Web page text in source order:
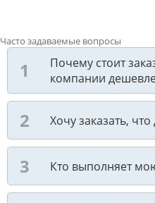
Часто задаваемые вопросы
Почему стоит
компании
Хочу заказать, что
Кто выполняет